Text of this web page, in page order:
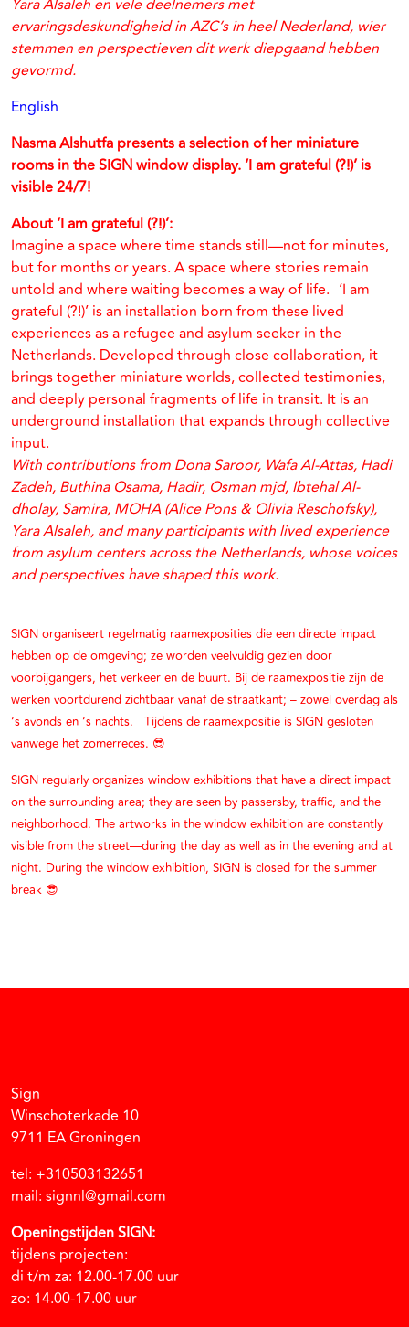
Yara Alsaleh en vele deelnemers met
ervaringsdeskundigheid in AZC’s in heel Nederland, wier
stemmen en perspectieven dit werk diepgaand hebben
gevormd.
English
Nasma Alshutfa presents a selection of her miniature
rooms in the SIGN window display. ‘I am grateful (?!)’ is
visible 24/7!
About ‘I am grateful (?!)’:
Imagine a space where time stands still—not for minutes,
but for months or years. A space where stories remain
untold and where waiting becomes a way of life. ‘I am
grateful (?!)’ is an installation born from these lived
experiences as a refugee and asylum seeker in the
Netherlands. Developed through close collaboration, it
brings together miniature worlds, collected testimonies,
and deeply personal fragments of life in transit. It is an
underground installation that expands through collective
input.
With contributions from Dona Saroor, Wafa Al-Attas, Hadi
Zadeh, Buthina Osama, Hadir, Osman mjd, Ibtehal Al-
dholay, Samira, MOHA (Alice Pons & Olivia Reschofsky),
Yara Alsaleh, and many participants with lived experience
from asylum centers across the Netherlands, whose voices
and perspectives have shaped this work.
SIGN organiseert regelmatig raamexposities die een directe impact
hebben op de omgeving; ze worden veelvuldig gezien door
voorbijgangers, het verkeer en de buurt. Bij de raamexpositie zijn de
werken voortdurend zichtbaar vanaf de straatkant; – zowel overdag als
‘s avonds en ‘s nachts. Tijdens de raamexpositie is SIGN gesloten
vanwege het zomerreces. 😎
SIGN regularly organizes window exhibitions that have a direct impact
on the surrounding area; they are seen by passersby, traffic, and the
neighborhood. The artworks in the window exhibition are constantly
visible from the street—during the day as well as in the evening and at
night. During the window exhibition, SIGN is closed for the summer
break 😎
Sign
Winschoterkade 10
9711 EA Groningen
tel: +310503132651
mail: signnl@gmail.com
Openingstijden SIGN:
tijdens projecten:
di t/m za: 12.00-17.00 uur
zo: 14.00-17.00 uur